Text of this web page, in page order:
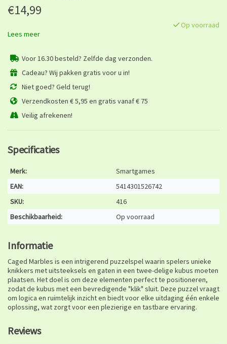
€14,99
Op voorraad
Lees meer
Voor 16.30 besteld? Zelfde dag verzonden.
Cadeau? Wij pakken gratis voor u in!
Niet goed? Geld terug!
Verzendkosten € 5,95 en gratis vanaf € 75
Veilig afrekenen!
Specificaties
Merk:
Smartgames
EAN:
5414301526742
SKU:
416
Beschikbaarheid:
Op voorraad
Informatie
Caged Marbles is een intrigerend puzzelspel waarin spelers unieke
knikkers met uitsteeksels en gaten in een twee-delige kubus moeten
plaatsen. Het doel is om deze elementen perfect te positioneren,
zodat de kubus met een bevredigende "klik" sluit. Deze puzzel vraagt
om logica en ruimtelijk inzicht en biedt voor elke uitdaging één enkele
oplossing, wat zorgt voor een plezierige en tastbare ervaring.
Reviews